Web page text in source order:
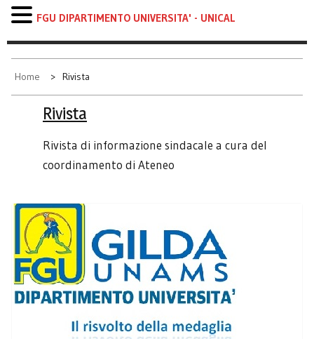
Home Rivista
Rivista
Rivista di informazione sindacale a cura del
coordinamento di Ateneo
FGU DIPARTIMENTO UNIVERSITA' - UNICAL